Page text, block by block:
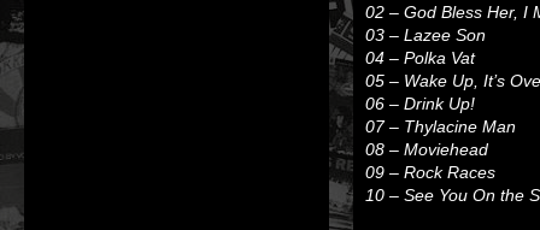
02 – God Bless Her, I
03 – Lazee Son
04 – Polka Vat
05 – Wake Up, It’s
06 – Drink Up!
07 – Thylacine Man
08 – Moviehead
09 – Rock Races
10 – See You On the